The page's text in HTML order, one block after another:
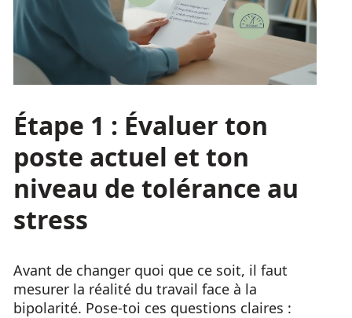
Étape 1 : Évaluer ton
poste actuel et ton
niveau de tolérance au
stress
Avant de changer quoi que ce soit, il faut
mesurer la réalité du travail face à la
bipolarité. Pose-toi ces questions claires :